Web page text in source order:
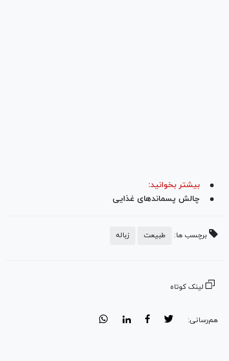
بیشتر بخوانید:
چالش پسماندهای غذایی
برچسب ها: طبیعت زباله
لینک کوتاه
هم‌رسانی: